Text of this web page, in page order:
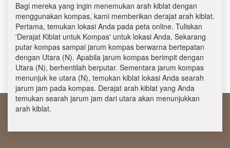
Bagi mereka yang ingin menemukan arah kiblat dengan
menggunakan kompas, kami memberikan derajat arah kiblat.
Pertama, temukan lokasi Anda pada peta online. Tuliskan
'Derajat Kiblat untuk Kompas' untuk lokasi Anda. Sekarang
putar kompas sampai jarum kompas berwarna bertepatan
dengan Utara (N). Apabila jarum kompas berimpit dengan
Utara (N), berhentilah berputar. Sementara jarum kompas
menunjuk ke utara (N), temukan kiblat lokasi Anda searah
jarum jam pada kompas. Derajat arah kiblat yang Anda
temukan searah jarum jam dari utara akan menunjukkan
arah kiblat.